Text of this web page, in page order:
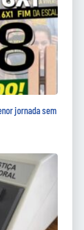
jornada sem